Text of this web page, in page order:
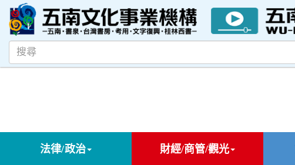
法律/政治 財經/商管/觀光